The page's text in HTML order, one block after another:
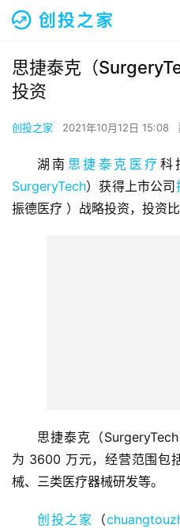
页
思捷泰克（
投资
创投之家 2021年10月12日 15:08
湖南 思捷泰克医疗 科
SurgeryTech）获得上市公司
振德医疗 ）战略投资，投资比
思捷泰克（
为 3600 万元，经营范围包
械、三类医疗器械研发等。
创投之家 （